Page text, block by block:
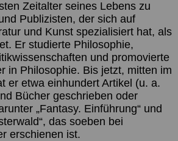
Zeitalter seines Lebens zu
Publizisten, der sich auf
und Kunst spezialisiert hat, als
Er studierte Philosophie,
und promovierte
in Philosophie. Bis jetzt, mitten im
er etwa einhundert Artikel (u. a.
Bücher geschrieben oder
„Fantasy. Einführung“ und
das soeben bei
erschienen ist.